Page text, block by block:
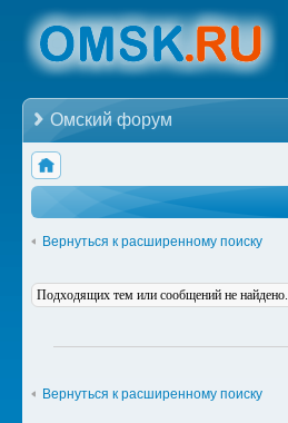
Омский форум
Вернуться к расширенному поиску
Подходящих тем или сообщений не найдено.
Вернуться к расширенному поиску